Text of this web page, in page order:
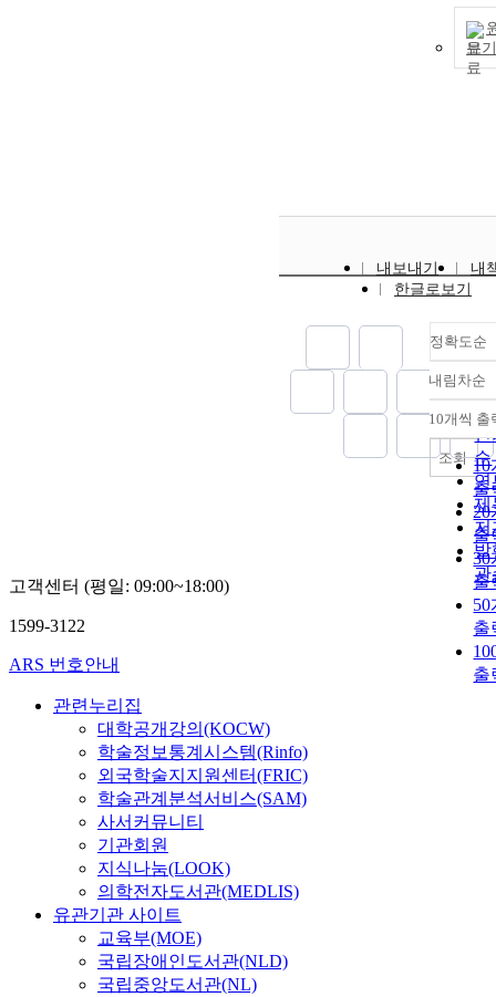
ponder upon
themes
the relation
and some
achieved in
Korean art but
origins of
in our region,
spanning
and historical
Hence, the
of the modern
painting
elements
Image of
were
this study.
these above,
to explore the
possibilities to
expand the
trend from a
even at extract
10%. In the
model test, no
of sensitivity
(Grades 0 and
보기
내보내기
내
한글로보기
정확도순
정
순
인
순
연
제
저
발
관
내림차순
10개씩 출
10
출
20
출
30
출
50
출
출
조회
고객센터 (평일: 09:00~18:00)
1599-3122
ARS 번호안내
관련누리집
대학공개강의(KOCW)
학술정보통계시스템(Rinfo)
외국학술지지원센터(FRIC)
학술관계분석서비스(SAM)
사서커뮤니티
기관회원
지식나눔(LOOK)
의학전자도서관(MEDLIS)
유관기관 사이트
교육부(MOE)
국립장애인도서관(NLD)
국립중앙도서관(NL)